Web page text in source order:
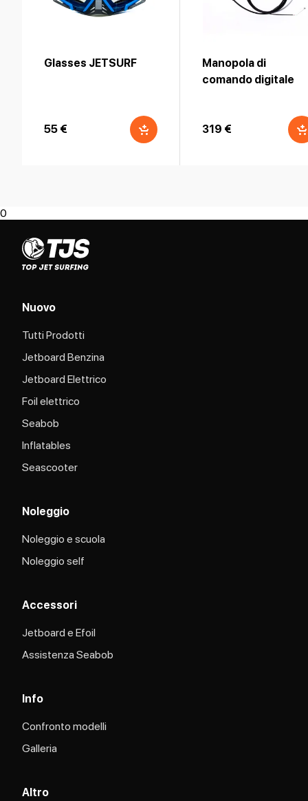
Glasses JETSURF
55 €
Manopola di
comando digitale
319 €
0
Nuovo
Tutti Prodotti
Jetboard Benzina
Jetboard Elettrico
Foil elettrico
Seabob
Inflatables
Seascooter
Noleggio
Noleggio e scuola
Noleggio self
Accessori
Jetboard e Efoil
Assistenza Seabob​
Info
Confronto modelli
Galleria
Altro